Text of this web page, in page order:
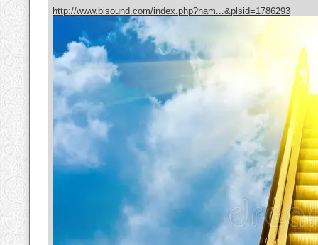
http://www.bisound.com/index.php?nam...&plsid=1786293